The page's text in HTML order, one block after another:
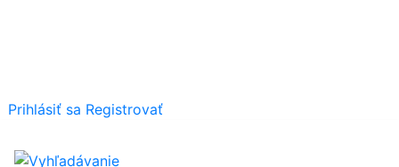
Prihlásiť sa Registrovať